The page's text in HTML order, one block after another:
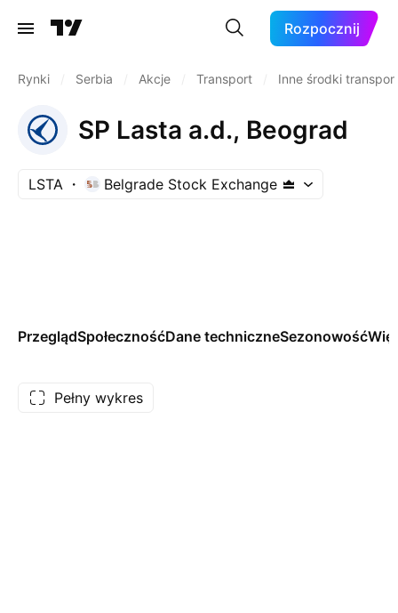
Rozpocznij
Rynki Serbia Akcje Transport Inne środki
SP Lasta a.d., Beograd
LSTA Belgrade Stock Exchange
PrzeglądSpołecznośćDane techniczneSezonowość
Pełny wykres